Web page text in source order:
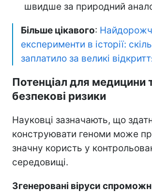
швидше за природний
Більше цікавого:
експерименти в історії:
заплатило за великі
Потенціал для медицини
безпекові ризики
Науковці зазначають, що
конструювати геноми може
значну користь у
середовищі.
Згенеровані віруси